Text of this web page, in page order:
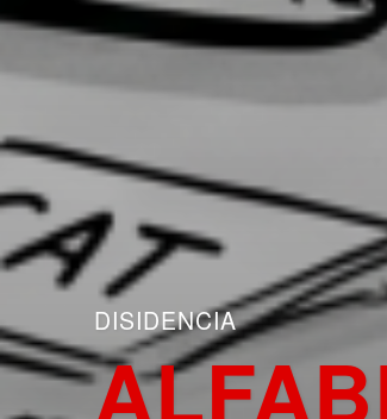
DISIDENCIA